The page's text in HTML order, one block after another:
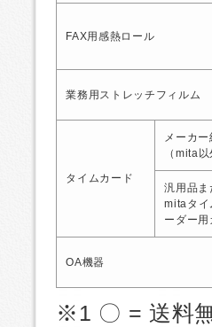
FAX用感熱ロール
業務用ストレッチフィルム
タイムカード
メーカ
（mita
汎用品ま
mitaタイ
ーダー
OA機器
※1 〇 = 送料